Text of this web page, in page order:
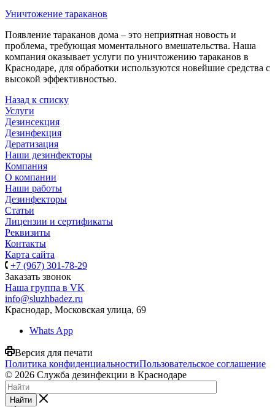
Уничтожение тараканов
Появление тараканов дома – это неприятная новость и
проблема, требующая моментального вмешательства. Наша
компания оказывает услуги по уничтожению тараканов в
Краснодаре, для обработки используются новейшие средства с
высокой эффективностью.
Назад к списку
Услуги
Дезинсекция
Дезинфекция
Дератизация
Наши дезинфекторы
Компания
О компании
Наши работы
Дезинфекторы
Статьи
Лицензии и сертификаты
Реквизиты
Контакты
Карта сайта
+7 (967) 301-78-29
Заказать звонок
Наша группа в VK
info@sluzhbadez.ru
Краснодар, Московская улица, 69
Whats App
Версия для печати
Политика конфиденциальностиПользовательское соглашение
© 2026 Служба дезинфекции в Краснодаре
Найти